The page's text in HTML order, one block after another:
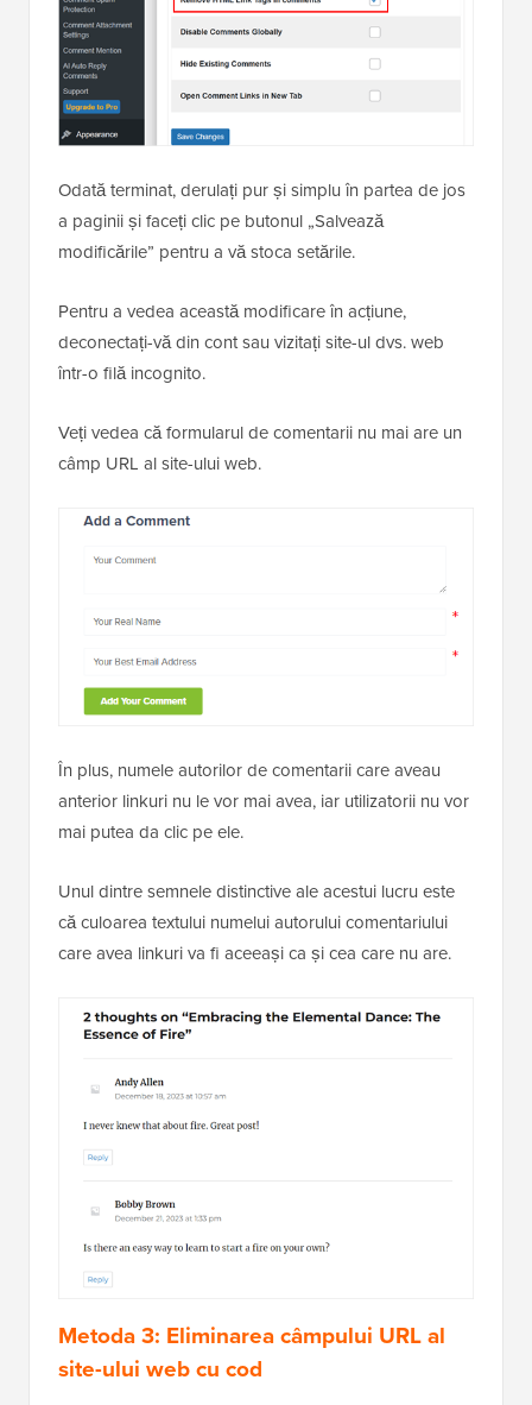
Odată terminat, derulați pur și simplu în partea de jos
a paginii și faceți clic pe butonul „Salvează
modificările” pentru a vă stoca setările.
Pentru a vedea această modificare în acțiune,
deconectați-vă din cont sau vizitați site-ul dvs. web
într-o filă incognito.
Veți vedea că formularul de comentarii nu mai are un
câmp URL al site-ului web.
În plus, numele autorilor de comentarii care aveau
anterior linkuri nu le vor mai avea, iar utilizatorii nu vor
mai putea da clic pe ele.
Unul dintre semnele distinctive ale acestui lucru este
că culoarea textului numelui autorului comentariului
care avea linkuri va fi aceeași ca și cea care nu are.
Metoda 3: Eliminarea câmpului URL al
site-ului web cu cod